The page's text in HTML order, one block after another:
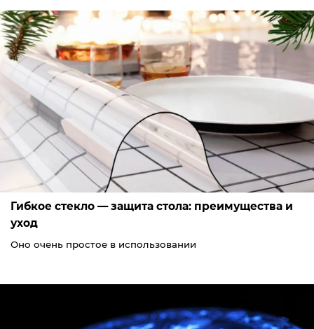
Гибкое стекло — защита стола: преимущества и
уход
Оно очень простое в использовании